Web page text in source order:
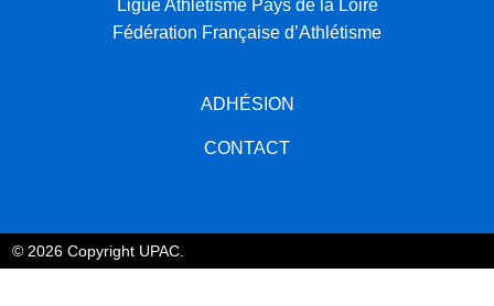
Ligue Athlétisme Pays de la Loire
Fédération Française d’Athlétisme
ADHÉSION
CONTACT
© 2026 Copyright UPAC.